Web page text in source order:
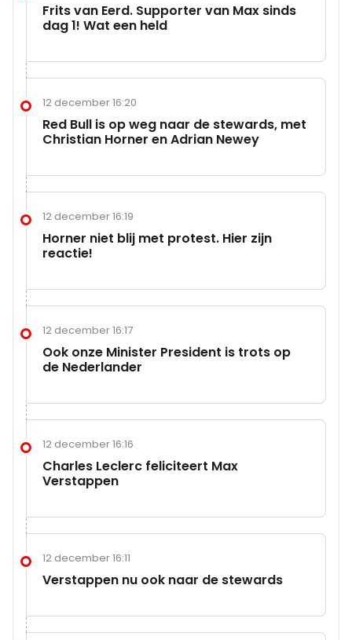
Frits van Eerd. Supporter van Max sinds
dag 1! Wat een held
12 december 16:20
Red Bull is op weg naar de stewards, met
Christian Horner en Adrian Newey
12 december 16:19
Horner niet blij met protest. Hier zijn
reactie!
12 december 16:17
Ook onze Minister President is trots op
de Nederlander
12 december 16:16
Charles Leclerc feliciteert Max
Verstappen
12 december 16:11
Verstappen nu ook naar de stewards